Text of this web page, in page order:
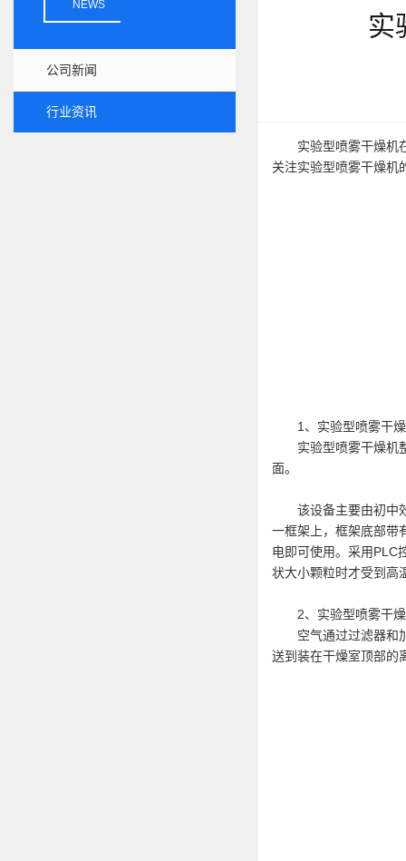
NEWS
公司新闻
行业资讯
实
实验型喷雾干燥机在
关注实验型喷雾干燥机
1、实验型喷雾干
实验型喷雾干燥机整
面。
该设备主要由初中效
一框架上，框架底部带
电即可使用。采用PLC
状大小颗粒时才受到高
2、实验型喷雾干燥
空气通过过滤器和加
送到装在干燥室顶部的